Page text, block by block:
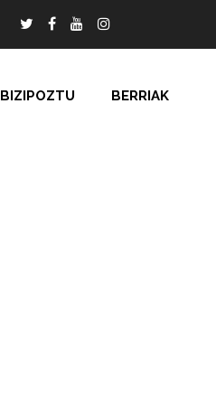
BIZIPOZTU BERRIAK